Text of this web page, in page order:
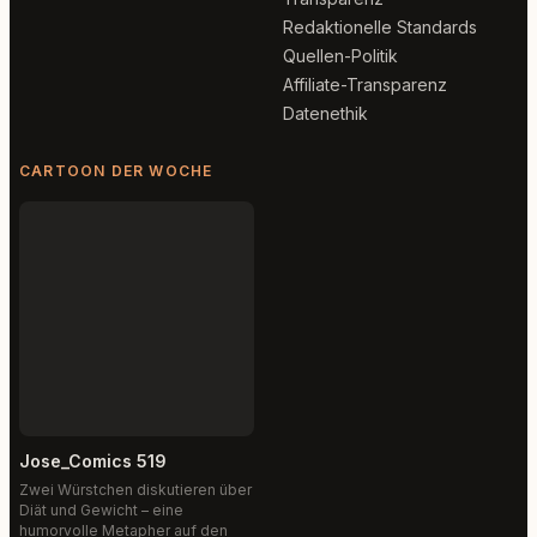
Redaktionelle Standards
Quellen-Politik
Affiliate-Transparenz
Datenethik
CARTOON DER WOCHE
Jose_Comics 519
Zwei Würstchen diskutieren über
Diät und Gewicht – eine
humorvolle Metapher auf den